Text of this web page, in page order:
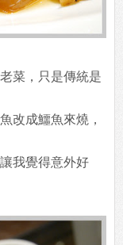
菜，只是傳統是
改成鱷魚來燒，
我覺得意外好